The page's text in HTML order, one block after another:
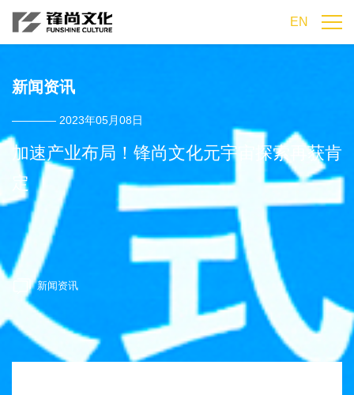
EN
新闻资讯
———— 2023年05月08日
加速产业布局！锋尚文化元宇宙探索再获肯
定
新闻资讯